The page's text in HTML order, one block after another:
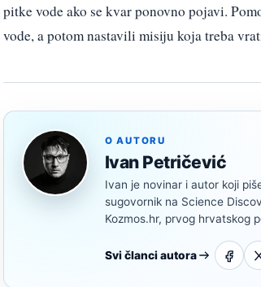
pitke vode ako se kvar ponovno pojavi.
vode, a potom nastavili misiju koja treba
O AUTORU
Ivan Petričević
Ivan je novinar i autor koji
sugovornik na Science
Kozmos.hr, prvog hrvatskog
Svi članci autora